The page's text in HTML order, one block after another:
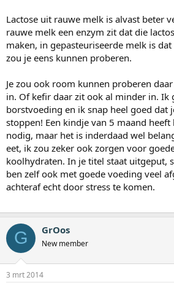
Lactose uit rauwe melk is alvast beter
rauwe melk een enzym zit dat die
maken, in gepasteuriseerde melk is
zou je eens kunnen proberen.
Je zou ook room kunnen proberen
in. Of kefir daar zit ook al minder in. Ik
borstvoeding en ik snap heel goed dat
stoppen! Een kindje van 5 maand
nodig, maar het is inderdaad wel
eet, ik zou zeker ook zorgen voor
koolhydraten. In je titel staat uitgeput,
ben zelf ook met goede voeding veel
achteraf echt door stress te komen.
G GrOos
New member
3 mrt 2014